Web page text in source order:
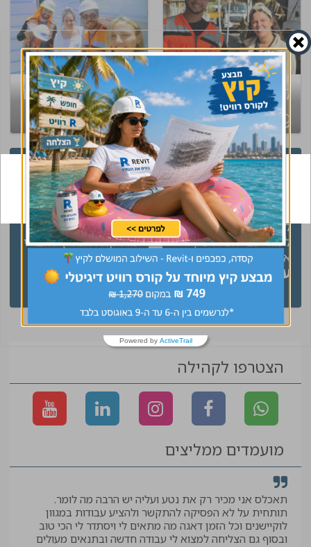
קיבלת קסדה של
CivilEng ? עשית
שינוי בקריירה
נשמח לפגוש גם
אתך!
הגעתי אליכם בטעות
ונשארתי בכוונה תודה
על התאמה נהדרת
לתפקיד ומסירות ורצון
לעזור עם יחס אישי,
אלופים!
עינבראש צוות תכנון
"קיבלתי שירות מנטע
השירות היה מעולה עם
הרבה ידע וסבלנות
קיבלתי מענה בצורה
מדויקת ! אמליץ לחבריי
בענף בחום !!"
אביתרמפקח בינוי
הצטרפו לקהילה
מועמדים ממליצים
תאכלס אני מכיר רק את נטע ועליה יש הרבה מה לומר.
תותחית על לא הפסיקה להתקשר ולהציע עבודות במגוון
לוקיישנים וכל הזמן דאגה מה מתאים לי ויסתדר לי הכי טוב
ובסוף גם הצליחה למצוא לי עבודה חדשה ובתנאים מעולים
Powered by ActiveTrail